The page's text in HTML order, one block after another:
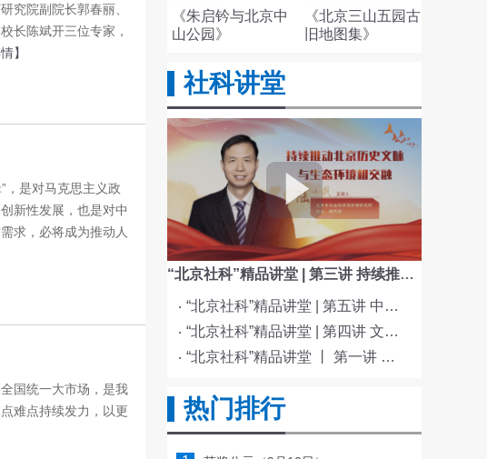
究院副院长郭春丽、
长陈斌开三位专家，
】
，是对马克思主义政
新性发展，也是对中
求，必将成为推动人
国统一大市场，是我
难点持续发力，以更
《朱启钤与北京中
山公园》
《北京三山五园古
旧地图集》
社科讲堂
“北京社科”精品讲堂 | 第三讲 持续推动北京历史文脉与生态环境相交融
“北京社科”精品讲堂 | 第五讲 中国电影与文化传统
“北京社科”精品讲堂 | 第四讲 文化与科技融合赋能新质生产力发展
“北京社科”精品讲堂 丨 第一讲 《红楼梦》的北京情缘
热门排行